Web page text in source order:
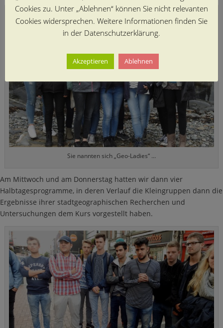
Sie nannten sich „Geo-Ladies“ …
Am Mittwoch und am Donnerstag hatten wir dann vier
Halbtagesprogramme, in deren Verlauf die Kleingruppen dann die
Ergebnisse ihrer stadtgeographischen Recherchen und
Untersuchungen dem Kurs vorgestellt haben.
Cookies zu. Unter „Ablehnen“ können Sie nicht relevanten
Cookies widersprechen. Weitere Informationen finden Sie
in der Datenschutzerklärung.
Akzeptieren Ablehnen